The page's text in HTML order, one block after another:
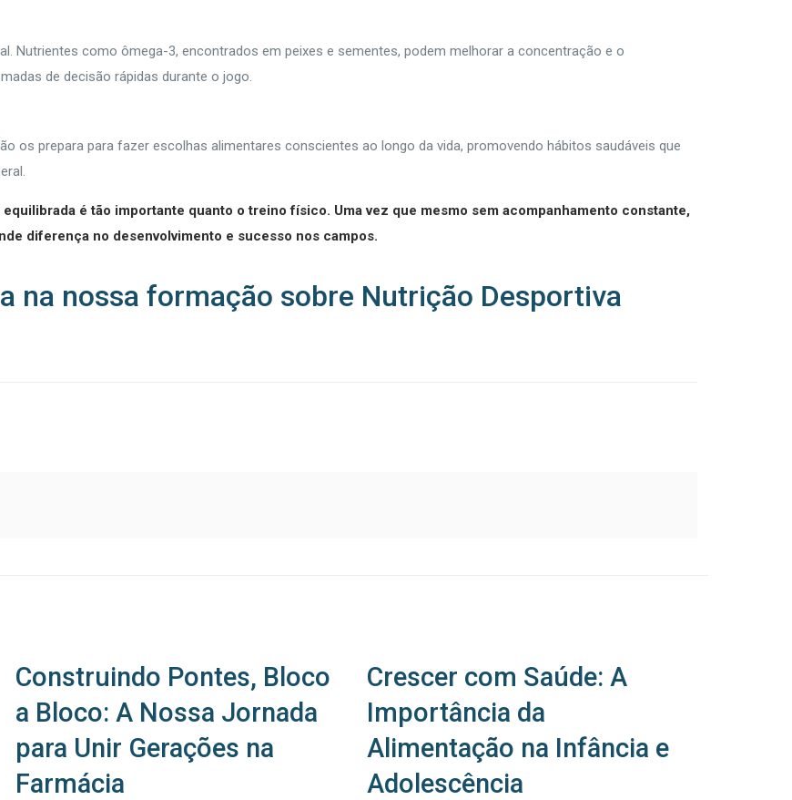
Nutrientes como ômega-3, encontrados em peixes e sementes, podem melhorar a concentração e o
de decisão rápidas durante o jogo.
os prepara para fazer escolhas alimentares conscientes ao longo da vida, promovendo hábitos saudáveis que
é tão importante quanto o treino físico. Uma vez que mesmo sem acompanhamento constante,
diferença no desenvolvimento e sucesso nos campos.
na nossa formação sobre Nutrição Desportiva
Construindo Pontes, Bloco
a Bloco: A Nossa Jornada
para Unir Gerações na
Farmácia
Crescer com Saúde: A
Importância da
Alimentação na Infância e
Adolescência